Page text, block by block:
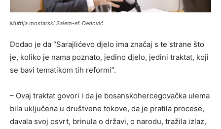
Muftija mostarski Salem-ef. Dedović
Dodao je da “Sarajlićevo djelo ima značaj s te strane što
je, koliko je nama poznato, jedino djelo, jedini traktat, koji
se bavi tematikom tih reformi”.
– Ovaj traktat govori i da je bosanskohercegovačka ulema
bila uključena u društvene tokove, da je pratila procese,
davala svoj osvrt, brinula o državi, o narodu, tražila izlaz,